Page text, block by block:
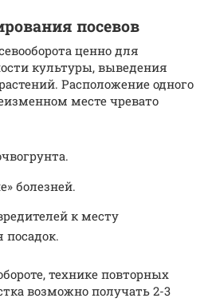
посевов
ценно для
культуры, выведения
Расположение одного
месте чревато
болезней.
к месту
посадок.
технике повторных
возможно получать 2-3